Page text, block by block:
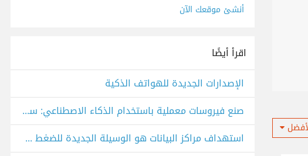
أنشئ موقعك الآن
اقرأ أيضًا
الإصدارات الجديدة للهواتف الذكية
صنع فيروسات معملية باستخدام الذكاء الاصطناعي: سلاح للحرب البيولوجية أم طفرة طبية؟
استهداف مراكز البيانات هو الوسيلة الجديدة للضغط في الحروب